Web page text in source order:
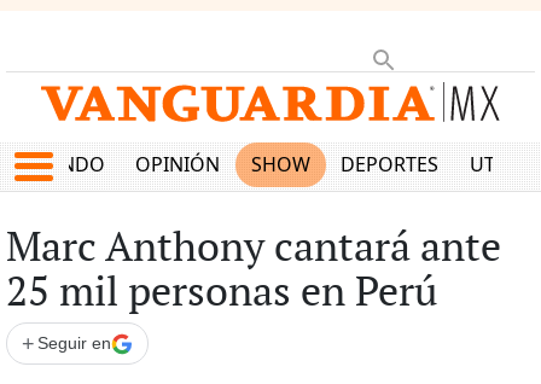
MUNDO OPINIÓN SHOW DEPORTES
Marc Anthony cantará ante
25 mil personas en Perú
+ Seguir en